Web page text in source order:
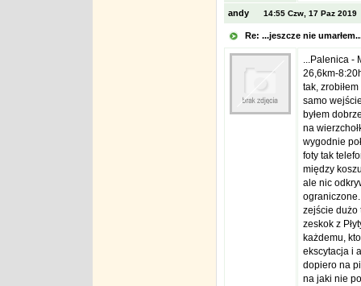
andy 14:55 Czw, 17 Paz 2019
Re: ...jeszcze nie
...Palenica -
26,6km-
tak,
samo
byłem
na
wygodnie
foty tak
między
ale nic
ograniczone.
zejście dużo
zeskok z
każdemu,
ekscytacja i
dopiero na
na jaki nie